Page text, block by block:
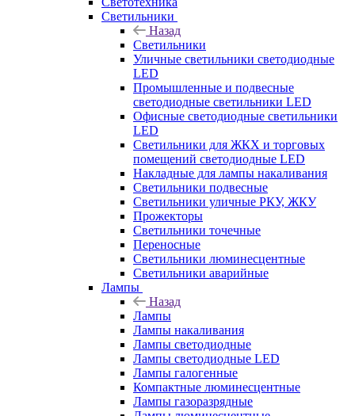
Светильники
Назад
Светильники
Уличные светильники светодиодные
LED
Промышленные и подвесные
светодиодные светильники LED
Офисные светодиодные светильники
LED
Светильники для ЖКХ и торговых
помещений светодиодные LED
Накладные для лампы накаливания
Светильники подвесные
Светильники уличные РКУ, ЖКУ
Прожекторы
Cветильники точечные
Переносные
Светильники люминесцентные
Светильники аварийные
Лампы
Назад
Лампы
Лампы накаливания
Лампы светодиодные
Лампы светодиодные LED
Лампы галогенные
Компактные люминесцентные
Лампы газоразрядные